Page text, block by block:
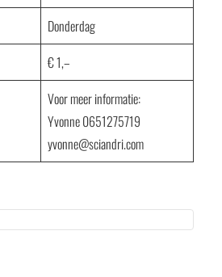
Donderdag
€ 1,–
Voor meer informatie:
Yvonne 0651275719
yvonne@sciandri.com